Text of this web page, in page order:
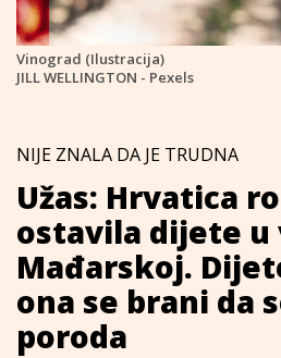
Vinograd (Ilustracija)
JILL WELLINGTON - Pexels
NIJE ZNALA DA JE TRUDNA
Užas: Hrvatica
ostavila dijete u
Mađarskoj.
ona se brani da
poroda